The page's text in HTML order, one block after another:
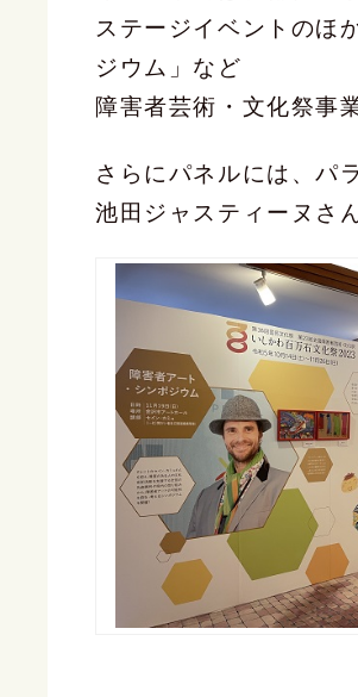
ステージイベントのほ
ジウム」など
障害者芸術・文化祭事
さらにパネルには、パ
池田ジャスティーヌさ